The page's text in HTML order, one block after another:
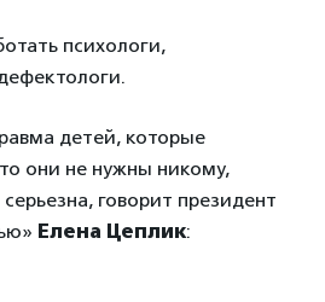
психологи,
детей, которые
они не нужны никому,
говорит президент
Елена Цеплик: